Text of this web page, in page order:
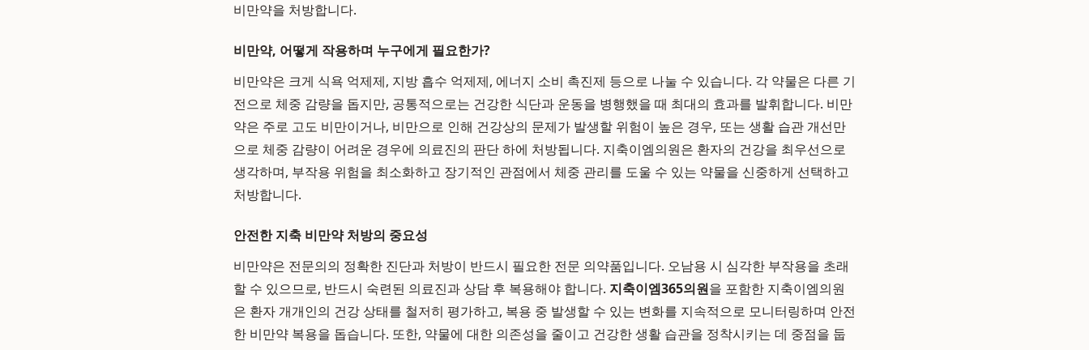
비만약을 처방합니다.
비만약, 어떻게 작용하며 누구에게 필요한가?
비만약은 크게 식욕 억제제, 지방 흡수 억제제, 에너지 소비 촉진제 등으로 나눌 수 있습니다. 각 약물은 다른 기
전으로 체중 감량을 돕지만, 공통적으로는 건강한 식단과 운동을 병행했을 때 최대의 효과를 발휘합니다. 비만
약은 주로 고도 비만이거나, 비만으로 인해 건강상의 문제가 발생할 위험이 높은 경우, 또는 생활 습관 개선만
으로 체중 감량이 어려운 경우에 의료진의 판단 하에 처방됩니다. 지축이엠의원은 환자의 건강을 최우선으로
생각하며, 부작용 위험을 최소화하고 장기적인 관점에서 체중 관리를 도울 수 있는 약물을 신중하게 선택하고
처방합니다.
안전한 지축 비만약 처방의 중요성
비만약은 전문의의 정확한 진단과 처방이 반드시 필요한 전문 의약품입니다. 오남용 시 심각한 부작용을 초래
할 수 있으므로, 반드시 숙련된 의료진과 상담 후 복용해야 합니다. 지축이엠365의원을 포함한 지축이엠의원
은 환자 개개인의 건강 상태를 철저히 평가하고, 복용 중 발생할 수 있는 변화를 지속적으로 모니터링하며 안전
한 비만약 복용을 돕습니다. 또한, 약물에 대한 의존성을 줄이고 건강한 생활 습관을 정착시키는 데 중점을 둡